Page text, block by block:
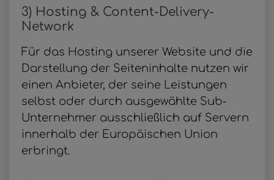
3) Hosting & Content-Delivery-
Network
Für das Hosting unserer Website und die
Darstellung der Seiteninhalte nutzen wir
einen Anbieter, der seine Leistungen
selbst oder durch ausgewählte Sub-
Unternehmer ausschließlich auf Servern
innerhalb der Europäischen Union
erbringt.